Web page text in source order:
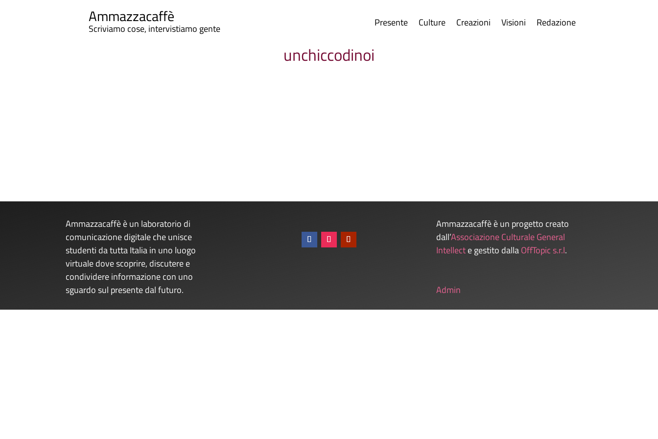
Ammazzacaffè
Scriviamo cose, intervistiamo gente Presente Culture Creazioni Visioni Redazione
unchiccodinoi
Ammazzacaffè è un laboratorio di
comunicazione digitale che unisce
studenti da tutta Italia in uno luogo
virtuale dove scoprire, discutere e
condividere informazione con uno
sguardo sul presente dal futuro.
Ammazzacaffè è un progetto creato
dall’Associazione Culturale General
Intellecte gestito dallaOffTopic s.r.l.
Admin